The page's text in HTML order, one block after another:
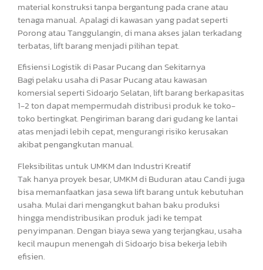
material konstruksi tanpa bergantung pada crane atau
tenaga manual. Apalagi di kawasan yang padat seperti
Porong atau Tanggulangin, di mana akses jalan terkadang
terbatas, lift barang menjadi pilihan tepat.
Efisiensi Logistik di Pasar Pucang dan Sekitarnya
Bagi pelaku usaha di Pasar Pucang atau kawasan
komersial seperti Sidoarjo Selatan, lift barang berkapasitas
1-2 ton dapat mempermudah distribusi produk ke toko-
toko bertingkat. Pengiriman barang dari gudang ke lantai
atas menjadi lebih cepat, mengurangi risiko kerusakan
akibat pengangkutan manual.
Fleksibilitas untuk UMKM dan Industri Kreatif
Tak hanya proyek besar, UMKM di Buduran atau Candi juga
bisa memanfaatkan jasa sewa lift barang untuk kebutuhan
usaha. Mulai dari mengangkut bahan baku produksi
hingga mendistribusikan produk jadi ke tempat
penyimpanan. Dengan biaya sewa yang terjangkau, usaha
kecil maupun menengah di Sidoarjo bisa bekerja lebih
efisien.